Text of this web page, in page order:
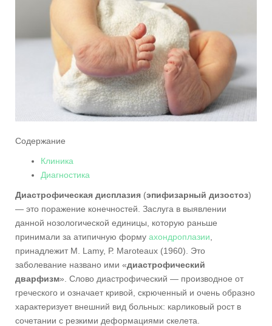
Содержание
Клиника
Диагностика
Диастрофическая дисплазия (эпифизарный дизостоз)
— это поражение конечностей. Заслуга в выявлении
данной нозологической единицы, которую раньше
принимали за атипичную форму ахондроплазии
принадлежит М. Lamy, Р. Maroteaux (1960). Это
заболевание названо ими «диастрофический
дварфизм». Слово диастрофический — производное от
греческого и означает кривой, скрюченный и очень образно
характеризует внешний вид больных: карликовый рост в
сочетании с резкими деформациями скелета.